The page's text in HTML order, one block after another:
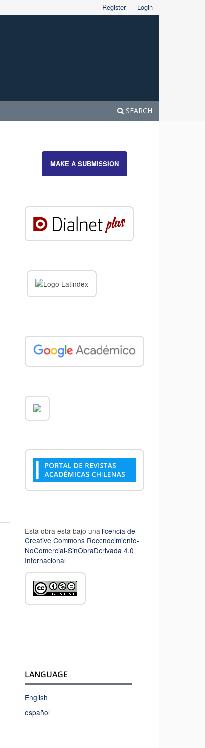
SEARCH
Register Login
MAKE A SUBMISSION
Esta obra está bajo una licencia de
Creative Commons Reconocimiento-
NoComercial-SinObraDerivada 4.0
Internacional
LANGUAGE
English
español